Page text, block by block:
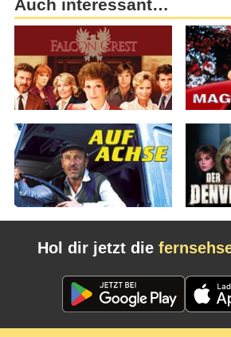
Auch interessant…
Hol dir jetzt die